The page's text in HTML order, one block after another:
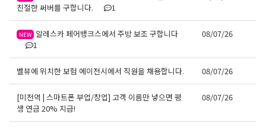
친절한 써버를 구합니다.
1
NEW 알레스카 페어뱅크스에서 주방 보조 구합니다
1
08/07/26
벨뷰에 위치한 보험 에이전시에서 직원을 채용합니다. 08/07/26
[미전역 | 스마트폰 부업/창업] 고객 이름만 넣으면 평
생 연금 20% 지급!
08/07/26